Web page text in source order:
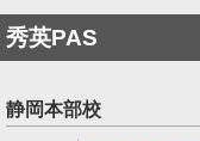
秀英PAS
静岡本部校